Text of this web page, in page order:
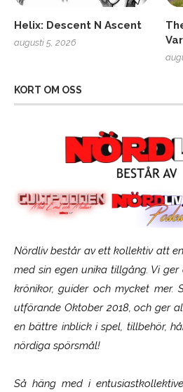
Helix: Descent N Ascent
augusti 5, 2026
KORT OM OSS
Nördliv består av ett kollektiv att
med sin egen unika tillgång. Vi ger
krönikor, guider och mycket mer.
utförande Oktober 2018, och ger
en bättre inblick i spel, tillbehör,
nördiga spörsmål!
Så häng med i